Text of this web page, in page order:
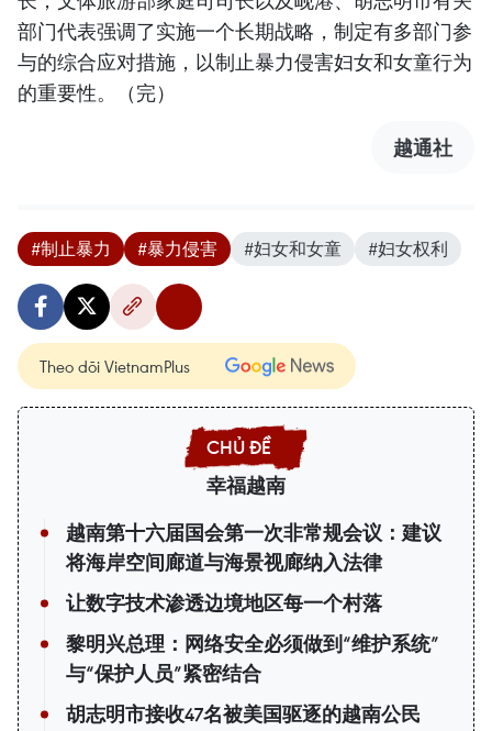
部门代表强调了实施一个长期战略，制定有多部门参
与的综合应对措施，以制止暴力侵害妇女和女童行为
的重要性。（完）
越通社
#制止暴力 #暴力侵害 #妇女和女童 #妇女权利
Theo dõi VietnamPlus
幸福越南
越南第十六届国会第一次非常规会议：建议
将海岸空间廊道与海景视廊纳入法律
让数字技术渗透边境地区每一个村落
黎明兴总理：网络安全必须做到“维护系统”
与“保护人员”紧密结合
胡志明市接收47名被美国驱逐的越南公民